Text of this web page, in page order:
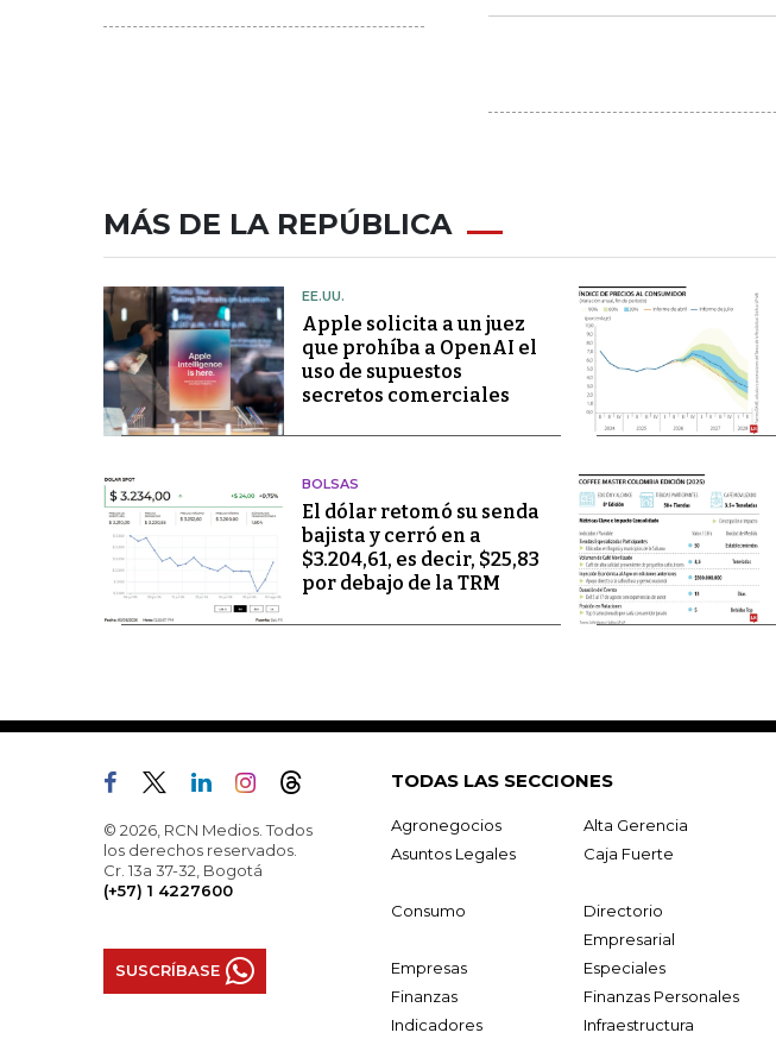
MÁS DE LA REPÚBLICA
EE.UU.
Apple solicita a un juez
que prohíba a OpenAI el
uso de supuestos
secretos comerciales
BOLSAS
El dólar retomó su senda
bajista y cerró en a
$3.204,61, es decir, $25,83
por debajo de la TRM
© 2026, RCN Medios. Todos
los derechos reservados.
Cr. 13a 37-32, Bogotá
(+57) 1 4227600
SUSCRÍBASE
TODAS LAS SECCIONES
Agronegocios Alta Gerencia
Asuntos Legales
Caja Fuerte
Consumo
Directorio
Empresarial
Empresas Especiales
Finanzas
Finanzas Personales
Indicadores
Infraestructura